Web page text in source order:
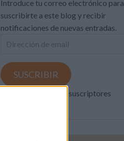
Introduce tu correo electrónico para
suscribirte a este blog y recibir
notificaciones de nuevas entradas.
Dirección
email
SUSCRIBIR
Únete a otros 371K suscriptores